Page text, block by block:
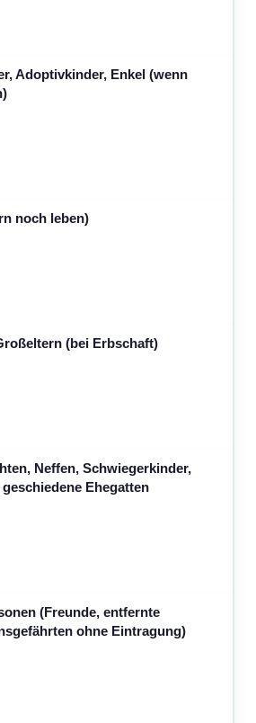
Adoptivkinder, Enkel (wenn
noch leben)
(bei Erbschaft)
Neffen, Schwiegerkinder,
Ehegatten
(Freunde, entfernte
ohne Eintragung)